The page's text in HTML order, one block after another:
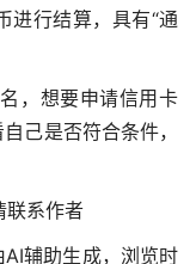
进行结算，具有“通
，想要申请信用卡
己是否符合条件，
联系作者
AI辅助生成，浏览时